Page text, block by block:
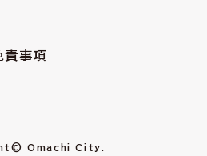
責事項
Omachi City.